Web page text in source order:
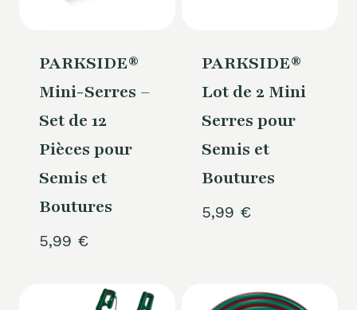
PARKSIDE®
Mini-Serres –
Set de 12
Pièces pour
Semis et
Boutures
5,99 €
PARKSIDE®
Lot de 2 Mini
Serres pour
Semis et
Boutures
5,99 €